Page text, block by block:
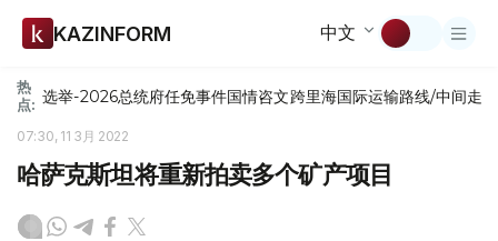
KAZINFORM 中文
热
点: 选举-2026总统府任免事件国情咨文跨里海国际运输路线/中间走廊
07:30, 11 3月 2022
哈萨克斯坦将重新拍卖多个矿产项目